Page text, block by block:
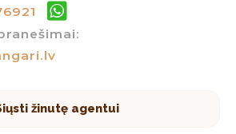
žinutę agentui